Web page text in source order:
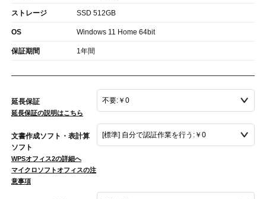
ストレージ SSD 512GB
OS Windows 11 Home 64bit
保証期間 1年間
延長保証
延長保証の説明はこちら
文書作成ソフト・表計算
ソフト
WPSオフィス2の詳細へ
マイクロソフトオフィスの注
意事項